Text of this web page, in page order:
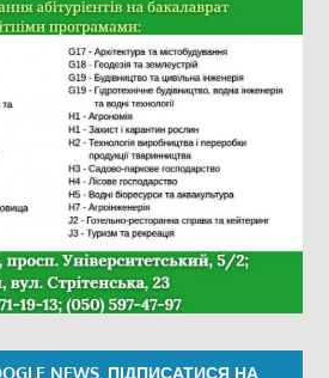
NEWS. ПІДПИСАТИСЯ НА